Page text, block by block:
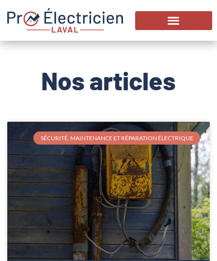
Nos articles
SÉCURITÉ, MAINTENANCE ET RÉPARATION ÉLECTRIQUE